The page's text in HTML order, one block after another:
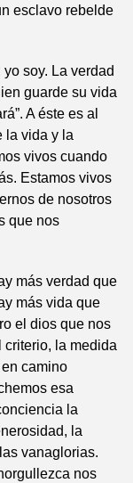
esclavo rebelde
soy. La verdad
guarde su vida
A éste es al
la vida y la
vivos cuando
Estamos vivos
de nosotros
que nos
más verdad que
más vida que
el dios que nos
criterio, la medida
camino
esa
la
la
vanaglorias.
nos